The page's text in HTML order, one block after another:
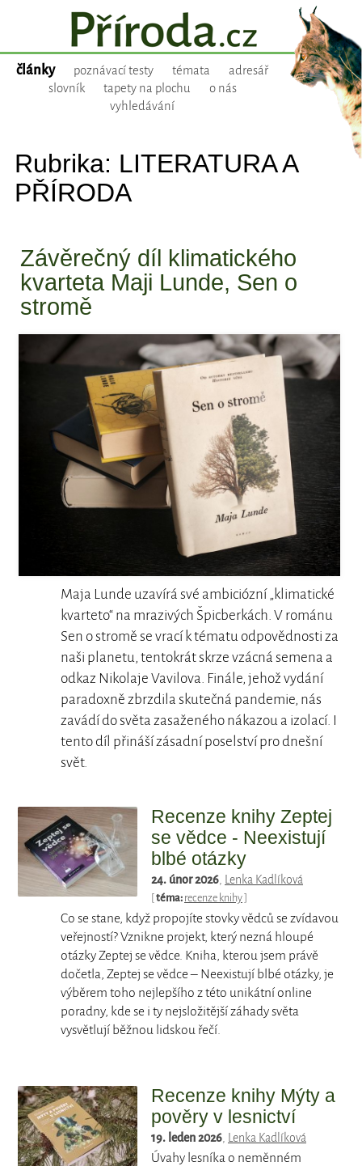
články poznávací testy témata
adresář
slovník
tapety na plochu
o nás
vyhledávání
Rubrika: LITERATURA A
PŘÍRODA
Závěrečný díl klimatického
kvarteta Maji Lunde, Sen o
stromě
Maja Lunde uzavírá své ambiciózní „klimatické
kvarteto“ na mrazivých Špicberkách. V románu
Sen o stromě se vrací k tématu odpovědnosti za
naši planetu, tentokrát skrze vzácná semena a
odkaz Nikolaje Vavilova. Finále, jehož vydání
paradoxně zbrzdila skutečná pandemie, nás
zavádí do světa zasaženého nákazou a izolací. I
tento díl přináší zásadní poselství pro dnešní
svět.
Recenze knihy Zeptej
se vědce - Neexistují
blbé otázky
24. únor 2026 Lenka Kadlíková
[téma: recenze knihy]
Co se stane, když propojíte stovky vědců se zvídavou
veřejností? Vznikne projekt, který nezná hloupé
otázky Zeptej se vědce. Kniha, kterou jsem právě
dočetla, Zeptej se vědce – Neexistují blbé otázky, je
výběrem toho nejlepšího z této unikátní online
poradny, kde se i ty nejsložitější záhady světa
vysvětlují běžnou lidskou řečí.
Recenze knihy Mýty a
pověry v lesnictví
19. leden 2026 Lenka Kadlíková
Úvahy lesníka o neměnném